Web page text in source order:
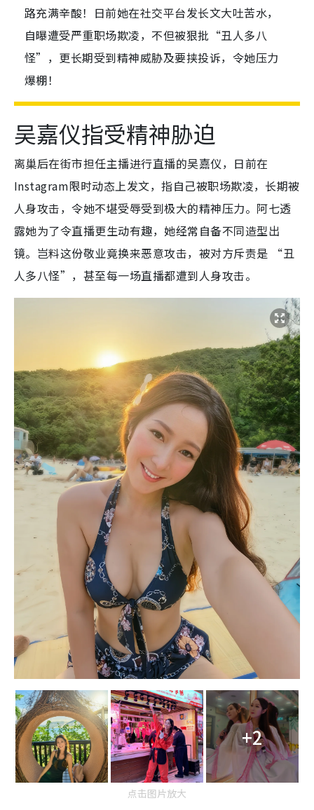
路充满辛酸！日前她在社交平台发长文大吐苦水，
自曝遭受严重职场欺凌，不但被狠批“丑人多八
怪”，更长期受到精神威胁及要挟投诉，令她压力
爆棚！
吴嘉仪指受精神胁迫
离巢后在街市担任主播进行直播的吴嘉仪，日前在
Instagram限时动态上发文，指自己被职场欺凌，长期被
人身攻击，令她不堪受辱受到极大的精神压力。阿七透
露她为了令直播更生动有趣，她经常自备不同造型出
镜。岂料这份敬业竟换来恶意攻击，被对方斥责是 “丑
人多八怪”，甚至每一场直播都遭到人身攻击。
+2
点击图片放大